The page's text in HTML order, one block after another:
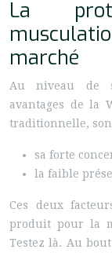
La
marché
Au niveau de
avantages de la
traditionnelle,
sa forte
la faible
Ces deux
produit pour la
Testez là. Au